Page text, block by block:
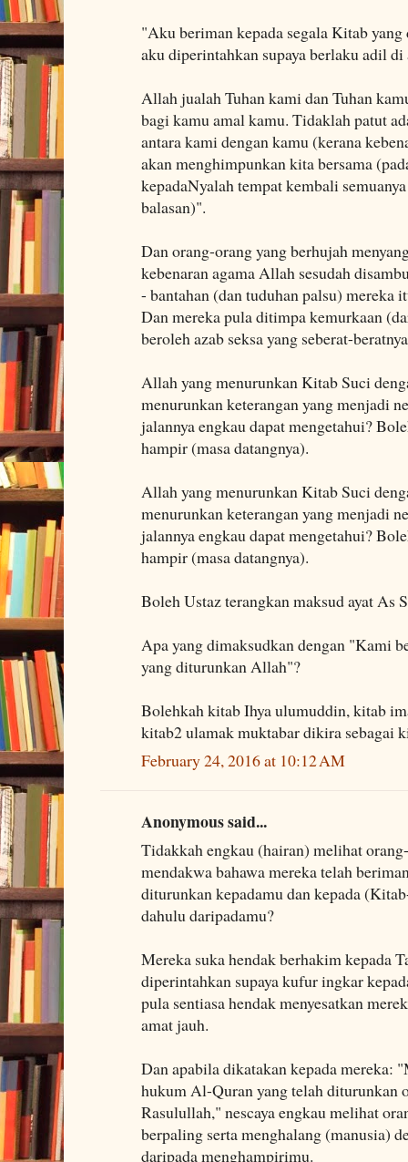
"Aku beriman kepada segala Kitab
aku diperintahkan supaya berlaku adil di
Allah jualah Tuhan kami dan Tuhan
bagi kamu amal kamu. Tidaklah patut
antara kami dengan kamu (kerana
akan menghimpunkan kita bersama
kepadaNyalah tempat kembali
balasan)".
Dan orang-orang yang berhujah
kebenaran agama Allah sesudah
- bantahan (dan tuduhan palsu) mereka
Dan mereka pula ditimpa kemurkaan
beroleh azab seksa yang seberat-
Allah yang menurunkan Kitab Suci
menurunkan keterangan yang menjadi
jalannya engkau dapat mengetahui?
hampir (masa datangnya).
Allah yang menurunkan Kitab Suci
menurunkan keterangan yang menjadi
jalannya engkau dapat mengetahui?
hampir (masa datangnya).
Boleh Ustaz terangkan maksud ayat As
Apa yang dimaksudkan dengan "Kami
yang diturunkan Allah"?
Bolehkah kitab Ihya ulumuddin, kitab
kitab2 ulamak muktabar dikira sebagai
February 24, 2016 at 10:12 AM
Anonymous said...
Tidakkah engkau (hairan) melihat
mendakwa bahawa mereka telah
diturunkan kepadamu dan kepada
dahulu daripadamu?
Mereka suka hendak berhakim kepada
diperintahkan supaya kufur ingkar
pula sentiasa hendak menyesatkan
amat jauh.
Dan apabila dikatakan kepada mereka:
hukum Al-Quran yang telah diturunkan
Rasulullah," nescaya engkau melihat
berpaling serta menghalang (manusia)
daripada menghampirimu.